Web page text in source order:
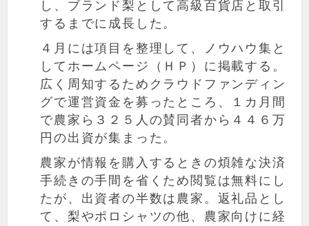
し、ブランド梨として高級百貨店と取引
するまでに成長した。
４月には項目を整理して、ノウハウ集と
してホームページ（ＨＰ）に掲載する。
広く周知するためクラウドファンディン
グで運営資金を募ったところ、１カ月間
で農家ら３２５人の賛同者から４４６万
円の出資が集まった。
農家が情報を購入するときの煩雑な決済
手続きの手間を省くため閲覧は無料にし
たが、出資者の半数は農家。返礼品とし
て、梨やポロシャツの他、農家向けに経